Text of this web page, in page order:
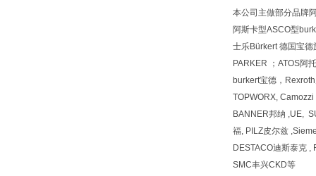
本公司主做部分品牌
阿斯卡型ASCO型
士乐Bürkert 德国宝
PARKER ；ATOS阿
burkert宝德，
TOPWORX,
BANNER邦纳 ,UE,
福, PILZ皮尔兹
DESTACO迪斯泰克
SMC丰兴CKD等